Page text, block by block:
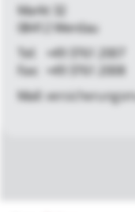
Markt 32
08412 Werdau
+49 3761 2007
+49 3761 2008